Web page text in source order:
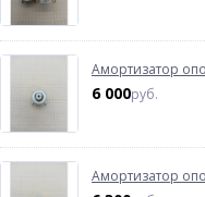
Амортизатор
6 000руб.
Амортизатор